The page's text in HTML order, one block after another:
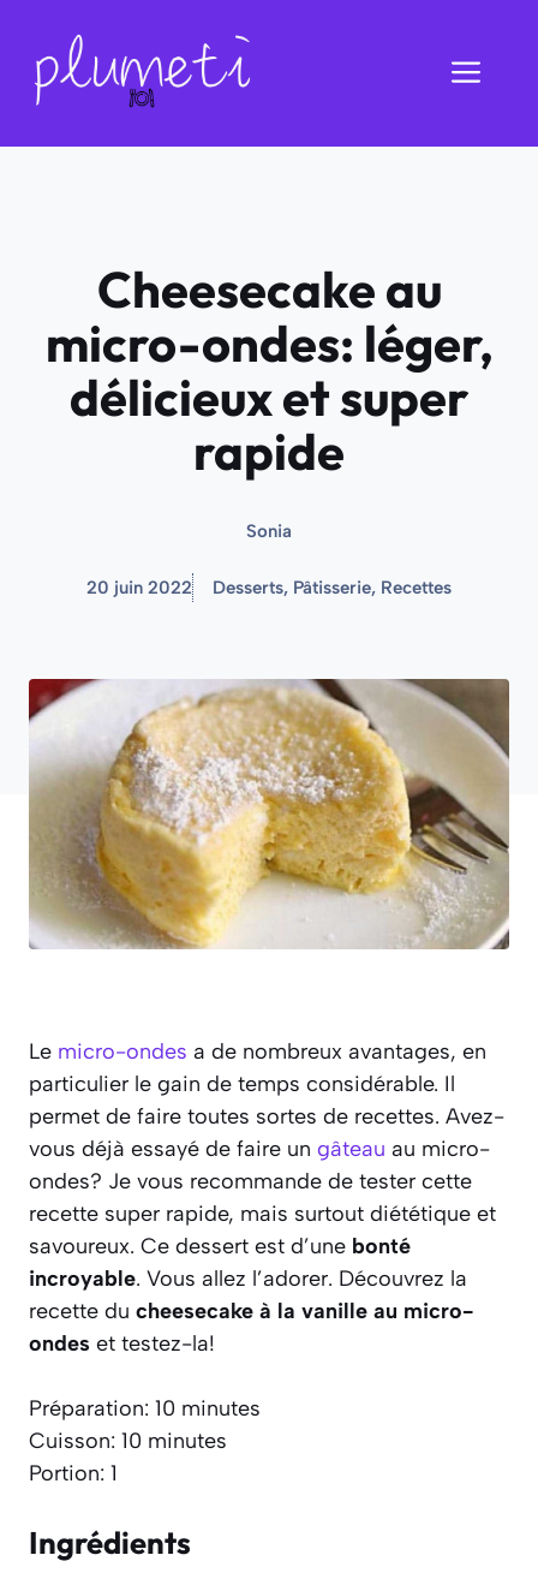
contenu
Cheesecake au
micro-ondes: léger,
délicieux et super
rapide
Sonia
20 juin 2022 Desserts, Pâtisserie, Recettes
Le micro-ondes a de nombreux avantages, en
particulier le gain de temps considérable. Il
permet de faire toutes sortes de recettes. Avez-
vous déjà essayé de faire un gâteau au micro-
ondes? Je vous recommande de tester cette
recette super rapide, mais surtout diététique et
savoureux. Ce dessert est d’une bonté
incroyable. Vous allez l’adorer. Découvrez la
recette du cheesecake à la vanille au micro-
ondes et testez-la!
Préparation: 10 minutes
Cuisson: 10 minutes
Portion: 1
Ingrédients